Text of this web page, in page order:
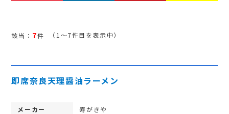
該当： 7件 （1～7件目を表示中）
即席奈良天理醤油ラーメン
メーカー
寿がきや